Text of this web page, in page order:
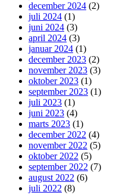
december 2024 (2)
juli 2024 (1)
juni 2024 (3)
april 2024 (3)
januar 2024 (1)
december 2023 (2)
november 2023 (3)
oktober 2023 (1)
september 2023 (1)
juli 2023 (1)
juni 2023 (4)
marts 2023 (1)
december 2022 (4)
november 2022 (5)
oktober 2022 (5)
september 2022 (7)
august 2022 (6)
juli 2022 (8)